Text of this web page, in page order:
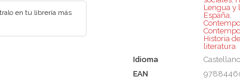
en tu librería más
Lengua y
España,
Historia
literatura
Idioma
Castellano
EAN